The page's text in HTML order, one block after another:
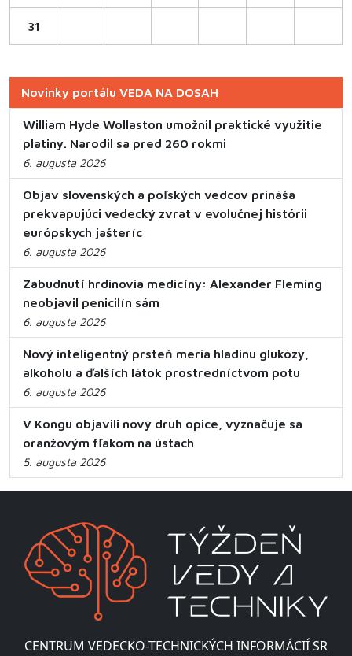
31
Novinky portálu VEDA NA DOSAH
William Hyde Wollaston umožnil praktické využitie
platiny. Narodil sa pred 260 rokmi
6. augusta 2026
Objav slovenských a poľských vedcov prináša
prekvapujúci vedecký zvrat v evolučnej histórii
európskych jašteríc
6. augusta 2026
Zabudnutí hrdinovia medicíny: Alexander Fleming
neobjavil penicilín sám
6. augusta 2026
Nový inteligentný prsteň meria hladinu glukózy,
alkoholu a ďalších látok prostredníctvom potu
6. augusta 2026
V Kongu objavili nový druh opice, vyznačuje sa
oranžovým fľakom na ústach
5. augusta 2026
CENTRUM VEDECKO-TECHNICKÝCH INFORMÁCIÍ SR